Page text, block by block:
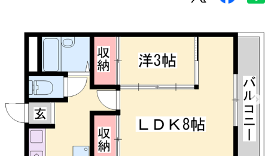
☆ペット飼育可能物件☆
☆ネット無料☆
路線·駅から探す